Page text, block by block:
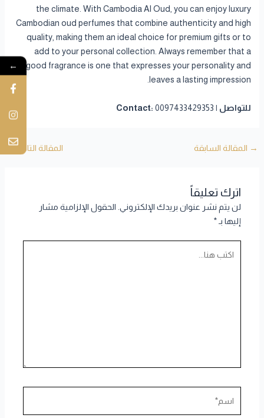
the climate. With Cambodia Al Oud, you can enjoy luxury
Cambodian oud perfumes that combine authenticity and high
quality, making them an ideal choice for premium gifts or to
add to your personal collection. Always remember that a
good fragrance is one that expresses your personality and
leaves a lasting impression.
للتواصل | Contact: 0097433429353
→ المقالة السابقة المقالة التالية←
اترك تعليقاً
لن يتم نشر عنوان بريدك الإلكتروني. الحقول الإلزامية مشار
إليها بـ*
←